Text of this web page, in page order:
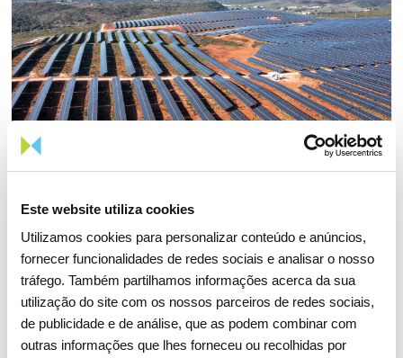
Este website utiliza cookies
Utilizamos cookies para personalizar conteúdo e anúncios,
fornecer funcionalidades de redes sociais e analisar o nosso
tráfego. Também partilhamos informações acerca da sua
utilização do site com os nossos parceiros de redes sociais,
de publicidade e de análise, que as podem combinar com
outras informações que lhes forneceu ou recolhidas por
03 AGOSTO 2026
Solar foi a principal fonte de
produção de eletricidade pela